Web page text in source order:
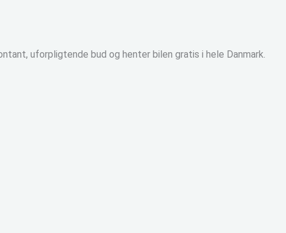
uforpligtende bud og henter bilen gratis i hele Danmark.